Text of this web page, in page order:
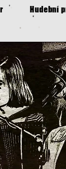
Hudební